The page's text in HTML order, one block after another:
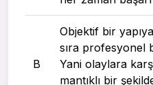
B
Objektif bir
sıra profesyonel
Yani olaylara
mantıklı bir